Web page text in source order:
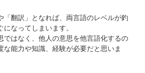
翻訳」となれば、両言語のレベルが釣
なってしまいます。
はなく、他人の意思を他言語化するの
な能力や知識、経験が必要だと思いま